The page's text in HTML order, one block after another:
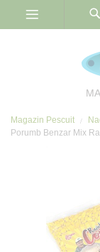
Magazin Pescuit
Porumb Benzar Mix